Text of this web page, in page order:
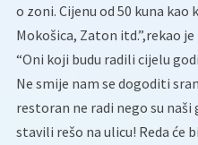
o zoni. Cijenu od 50 kuna
Mokošica, Zaton itd.”,rekao
“Oni koji budu radili cijelu
Ne smije nam se dogoditi
restoran ne radi nego su
stavili rešo na ulicu! Reda će